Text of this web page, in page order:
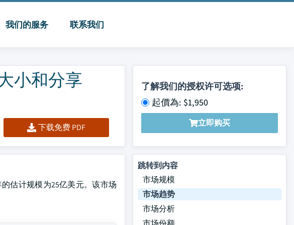
我们的服务 联系我们
小和分享
下载免费 PDF
了解我们的授权许可选项:
起價為: $1,950
立即购买
估计规模为25亿美元。该市场
跳转到内容
市场规模
市场趋势
市场分析